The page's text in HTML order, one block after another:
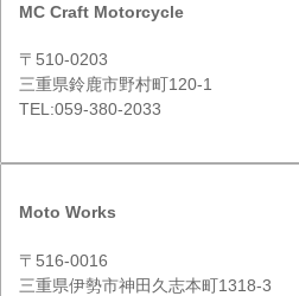
MC Craft Motorcycle
〒510-0203
三重県鈴鹿市野村町120-1
TEL:059-380-2033
Moto Works
〒516-0016
三重県伊勢市神田久志本町1318-3